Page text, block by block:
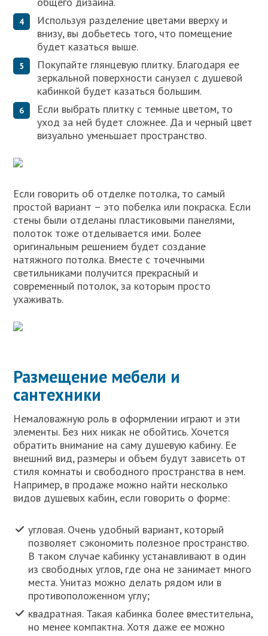
Используя разделение цветами вверху и
внизу, вы добьетесь того, что помещение
будет казаться выше.
Покупайте глянцевую плитку. Благодаря ее
зеркальной поверхности санузел с душевой
кабинкой будет казаться большим.
Если выбрать плитку с темные цветом, то
уход за ней будет сложнее. Да и черный цвет
визуально уменьшает пространство.
Если говорить об отделке потолка, то самый
простой вариант – это побелка или покраска. Если
стены были отделаны пластиковыми панелями,
полоток тоже отделывается ими. Более
оригинальным решением будет создание
натяжного потолка. Вместе с точечными
светильниками получится прекрасный и
современный потолок, за которым просто
ухаживать.
Размещение мебели и
сантехники
Немаловажную роль в оформлении играют и эти
элементы. Без них никак не обойтись. Хочется
обратить внимание на саму душевую кабину. Ее
внешний вид, размеры и объем будут зависеть от
стиля комнаты и свободного пространства в нем.
Например, в продаже можно найти несколько
видов душевых кабин, если говорить о форме:
угловая. Очень удобный вариант, который
позволяет сэкономить полезное пространство.
В таком случае кабинку устанавливают в один
из свободных углов, где она не занимает много
места. Унитаз можно делать рядом или в
противоположенном углу;
квадратная. Такая кабинка более вместительна,
но менее компактна. Хотя даже ее можно